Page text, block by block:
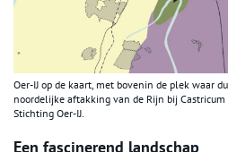
Oer-IJ op de kaart, met bovenin de plek waar
noordelijke aftakking van de Rijn bij Castricum
Stichting Oer-IJ.
Een fascinerend landschap